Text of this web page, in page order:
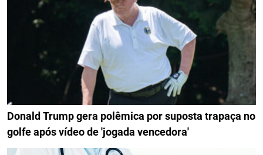
Donald Trump gera polêmica por suposta trapaça no
golfe após vídeo de 'jogada vencedora'